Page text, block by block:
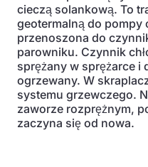
cieczą solankową. To
geotermalną do pompy
przenoszona do
parowniku. Czynnik
sprężany w sprężarce i
ogrzewany. W
systemu grzewczego.
zaworze rozprężnym,
zaczyna się od nowa.